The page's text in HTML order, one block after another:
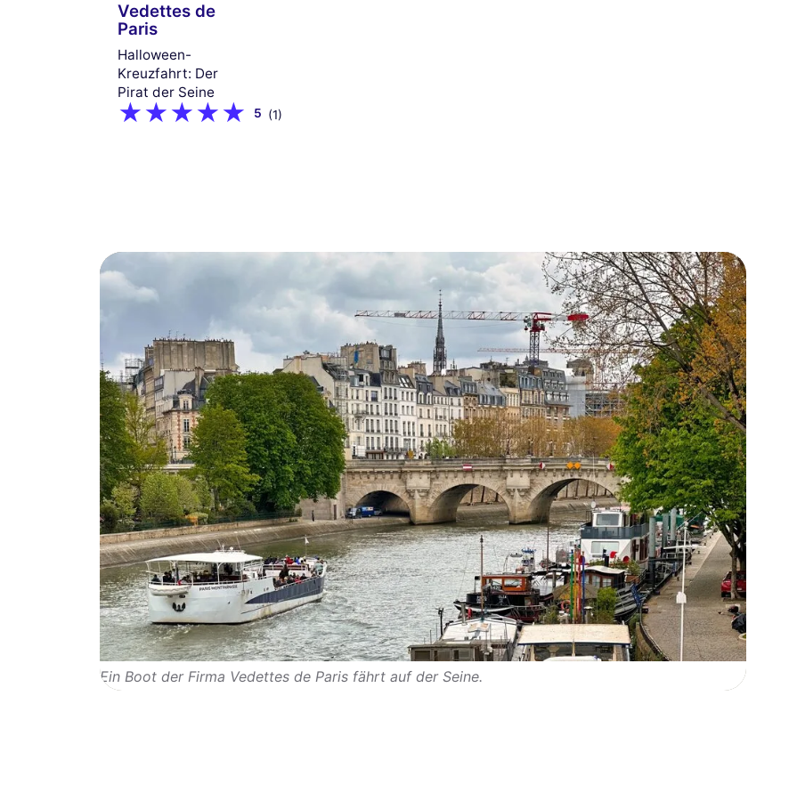
Vedettes de
Paris
Halloween-
Kreuzfahrt: Der
Pirat der Seine
5 (1)
Ein Boot der Firma Vedettes de Paris fährt auf der Seine.